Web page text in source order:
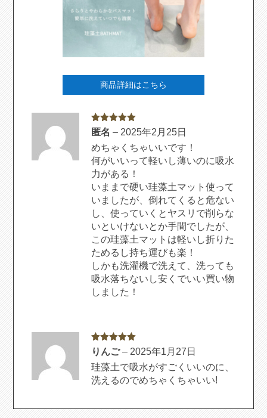
商品詳細はこちら
5段階中 5の
評価
匿名– 2025年2月25日
めちゃくちゃいいです！
何がいいって軽いし薄いのに吸水
力がある！
いままで硬い珪藻土マット使って
いましたが、倒れてくると危ない
し、使っていくとヤスリで削らな
いといけないとか手間でしたが、
この珪藻土マットは軽いし折りた
ためるし持ち運びも楽！
しかも洗濯機で洗えて、洗っても
吸水落ちないし安くでいい買い物
しました！
5段階中
の
評価
りんご– 2025年1月27日
珪藻土で吸水がすごくいいのに、
洗えるのでめちゃくちゃいい!